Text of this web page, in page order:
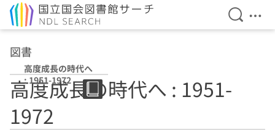
検索を
メ
図書
高度成長の時代へ
: 1951-1972
高度成長の時代へ : 1951-
1972